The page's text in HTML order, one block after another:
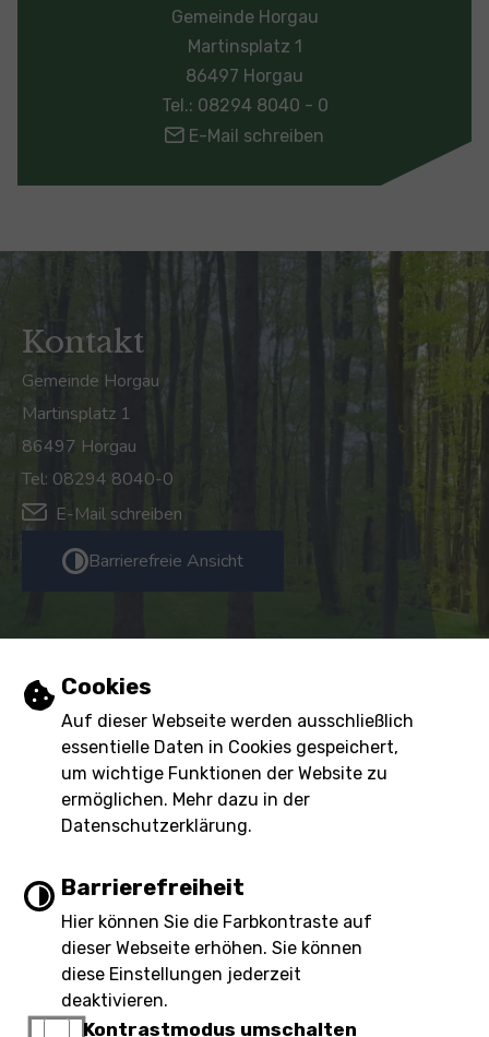
Einstellungen zu Cookies und
Cookies
Auf dieser Webseite werden ausschließlich
essentielle Daten in Cookies gespeichert,
um wichtige Funktionen der Website zu
ermöglichen. Mehr dazu in der
Datenschutzerklärung.
Barrierefreiheit
Hier können Sie die Farbkontraste auf
dieser Webseite erhöhen. Sie können
diese Einstellungen jederzeit
deaktivieren.
Kontrastmodus umschalten
Gemeinde Horgau
Martinsplatz 1
86497 Horgau
Tel.: 08294 8040 - 0
E-Mail schreiben
Kontakt
Gemeinde Horgau
Martinsplatz 1
86497 Horgau
Tel: 08294 8040-0
E-Mail schreiben
Barrierefreie Ansicht
Öffnungszeiten
Mo, Di, Do, Fr:08:00 - 12:00 Uhr
13:00 - 18:00 Uhr
Mittwoch
geschlossen
Inhalt Impressum
Barrierefreiheit